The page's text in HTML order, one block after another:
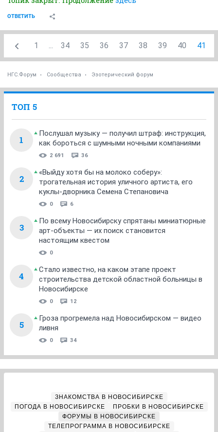
ОТВЕТИТЬ
1 ... 34 35 36 37 38 39 40 41
НГС.Форум Сообщества Эзотерический форум
ТОП 5
1
Послушал музыку — получил штраф: инструкция,
как бороться с шумными ночными компаниями
2 691 36
2
«Выйду хотя бы на молоко соберу»:
трогательная история уличного артиста, его
куклы-дворника Семена Степановича
0 6
3
По всему Новосибирску спрятаны миниатюрные
арт-объекты — их поиск становится
настоящим квестом
0
4
Стало известно, на каком этапе проект
строительства детской областной больницы в
Новосибирске
0 12
5
Гроза прогремела над Новосибирском — видео
ливня
0 34
ЗНАКОМСТВА В НОВОСИБИРСКЕ
ПОГОДА В НОВОСИБИРСКЕ
ПРОБКИ В НОВОСИБИРСКЕ
ФОРУМЫ В НОВОСИБИРСКЕ
ТЕЛЕПРОГРАММА В НОВОСИБИРСКЕ